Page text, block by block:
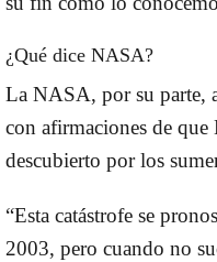
¿Qué dice NASA?
La NASA, por su parte,
con afirmaciones de
descubierto por los
“Esta catástrofe se
2003, pero cuando no